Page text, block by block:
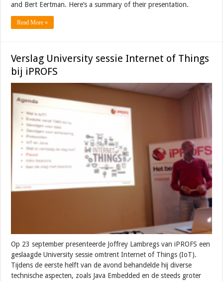
and Bert Eertman. Here’s a summary of their presentation.
Read More »
Verslag University sessie Internet of Things
bij iPROFS
Op 23 september presenteerde Joffrey Lambregs van iPROFS een
geslaagde University sessie omtrent Internet of Things (IoT).
Tijdens de eerste helft van de avond behandelde hij diverse
technische aspecten, zoals Java Embedded en de steeds groter